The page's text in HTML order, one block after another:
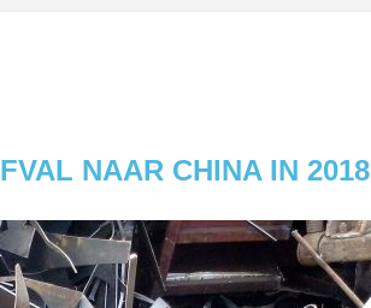
NAAR CHINA IN 2018